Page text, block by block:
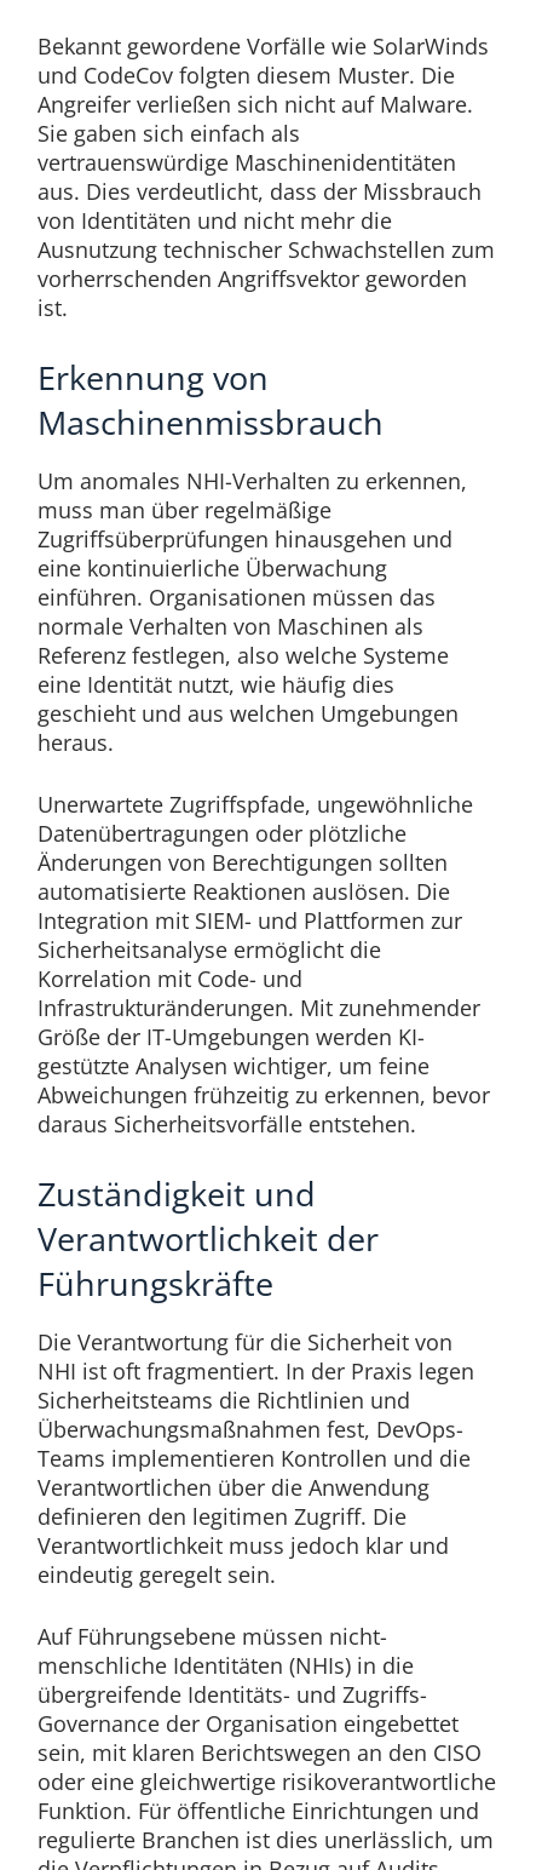
Bekannt gewordene Vorfälle wie SolarWinds
und CodeCov folgten diesem Muster. Die
Angreifer verließen sich nicht auf Malware.
Sie gaben sich einfach als
vertrauenswürdige Maschinenidentitäten
aus. Dies verdeutlicht, dass der Missbrauch
von Identitäten und nicht mehr die
Ausnutzung technischer Schwachstellen zum
vorherrschenden Angriffsvektor geworden
ist.
Erkennung von
Maschinenmissbrauch
Um anomales NHI-Verhalten zu erkennen,
muss man über regelmäßige
Zugriffsüberprüfungen hinausgehen und
eine kontinuierliche Überwachung
einführen. Organisationen müssen das
normale Verhalten von Maschinen als
Referenz festlegen, also welche Systeme
eine Identität nutzt, wie häufig dies
geschieht und aus welchen Umgebungen
heraus.
Unerwartete Zugriffspfade, ungewöhnliche
Datenübertragungen oder plötzliche
Änderungen von Berechtigungen sollten
automatisierte Reaktionen auslösen. Die
Integration mit SIEM- und Plattformen zur
Sicherheitsanalyse ermöglicht die
Korrelation mit Code- und
Infrastrukturänderungen. Mit zunehmender
Größe der IT-Umgebungen werden KI-
gestützte Analysen wichtiger, um feine
Abweichungen frühzeitig zu erkennen, bevor
daraus Sicherheitsvorfälle entstehen.
Zuständigkeit und
Verantwortlichkeit der
Führungskräfte
Die Verantwortung für die Sicherheit von
NHI ist oft fragmentiert. In der Praxis legen
Sicherheitsteams die Richtlinien und
Überwachungsmaßnahmen fest, DevOps-
Teams implementieren Kontrollen und die
Verantwortlichen über die Anwendung
definieren den legitimen Zugriff. Die
Verantwortlichkeit muss jedoch klar und
eindeutig geregelt sein.
Auf Führungsebene müssen nicht-
menschliche Identitäten (NHIs) in die
übergreifende Identitäts- und Zugriffs-
Governance der Organisation eingebettet
sein, mit klaren Berichtswegen an den CISO
oder eine gleichwertige risikoverantwortliche
Funktion. Für öffentliche Einrichtungen und
regulierte Branchen ist dies unerlässlich, um